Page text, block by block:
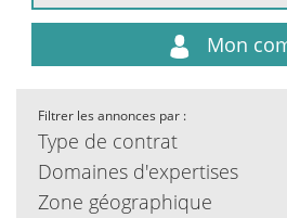
Mon
Filtrer les annonces par :
Type de contrat
Domaines d'expertises
Zone géographique